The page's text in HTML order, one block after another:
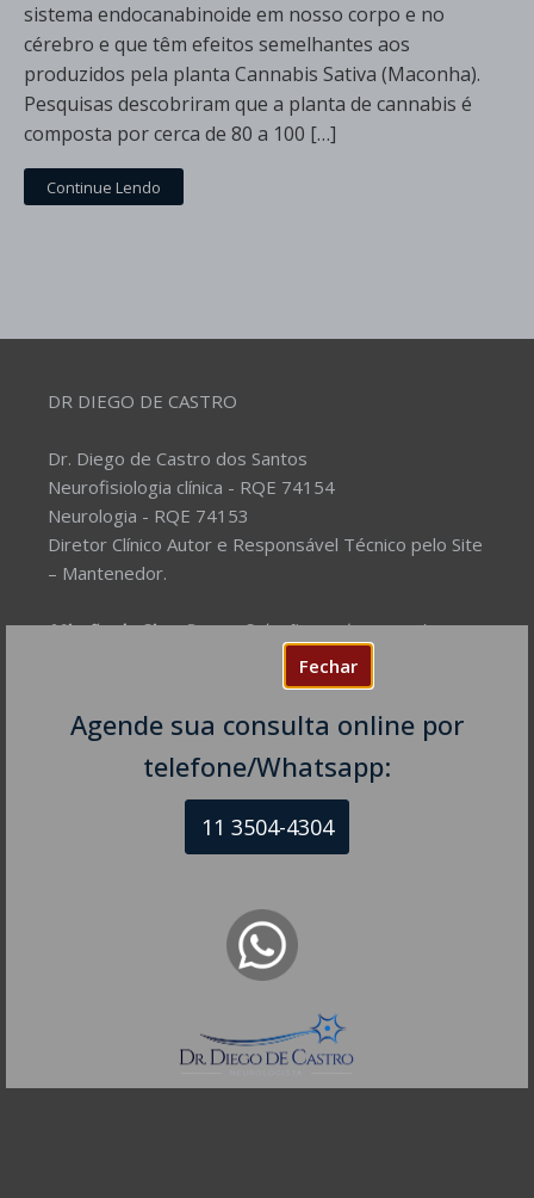
Fechar
Agende sua consulta online por
telefone/Whatsapp:
11 3504-4304
sistema endocanabinoide em nosso corpo e no
cérebro e que têm efeitos semelhantes aos
produzidos pela planta Cannabis Sativa (Maconha).
Pesquisas descobriram que a planta de cannabis é
composta por cerca de 80 a 100 […]
Continue Lendo
DR DIEGO DE CASTRO
Dr. Diego de Castro dos Santos
Neurofisiologia clínica - RQE 74154
Neurologia - RQE 74153
Diretor Clínico Autor e Responsável Técnico pelo Site
– Mantenedor.
Missão do Site:Prover Soluções cada vez mais
completas de forma facilitada para a gestão da saúde
e o bem-estar das pessoas, com excelência,
humanidade e sustentabilidade. Destinado ao
público em geral.
NEUROLOGISTA EM SÃO PAULO – SP
R. Itapeva, 518 - sala 1301
Bela Vista - São Paulo - SP